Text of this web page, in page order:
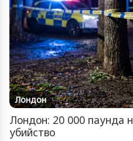
Лондон
Лондон: 20 000 паунда
убийство